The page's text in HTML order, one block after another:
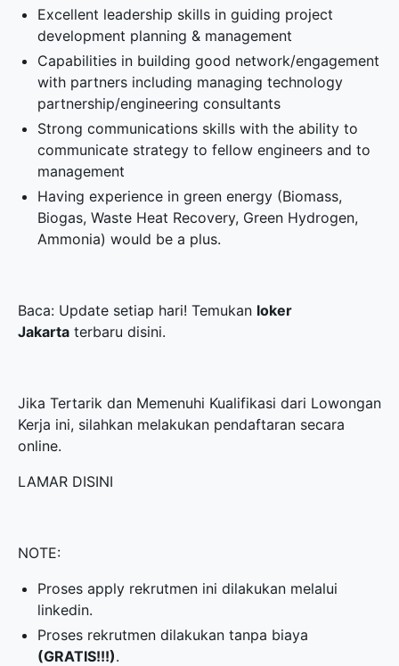
Excellent leadership skills in guiding project
development planning & management
Capabilities in building good network/engagement
with partners including managing technology
partnership/engineering consultants
Strong communications skills with the ability to
communicate strategy to fellow engineers and to
management
Having experience in green energy (Biomass,
Biogas, Waste Heat Recovery, Green Hydrogen,
Ammonia) would be a plus.
Baca: Update setiap hari! Temukan loker
Jakarta terbaru disini.
Jika Tertarik dan Memenuhi Kualifikasi dari Lowongan
Kerja ini, silahkan melakukan pendaftaran secara
online.
LAMAR DISINI
NOTE:
Proses apply rekrutmen ini dilakukan melalui
linkedin.
Proses rekrutmen dilakukan tanpa biaya
(GRATIS!!!).